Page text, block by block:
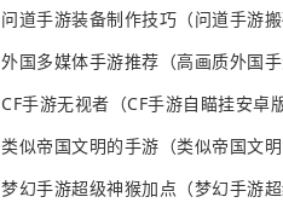
问道手游装备制作技巧（问道手游
外国多媒体手游推荐（高画质外国手
CF手游无视者（CF手游自瞄挂安卓版
类似帝国文明的手游（类似帝国文明
梦幻手游超级神猴加点（梦幻手游超